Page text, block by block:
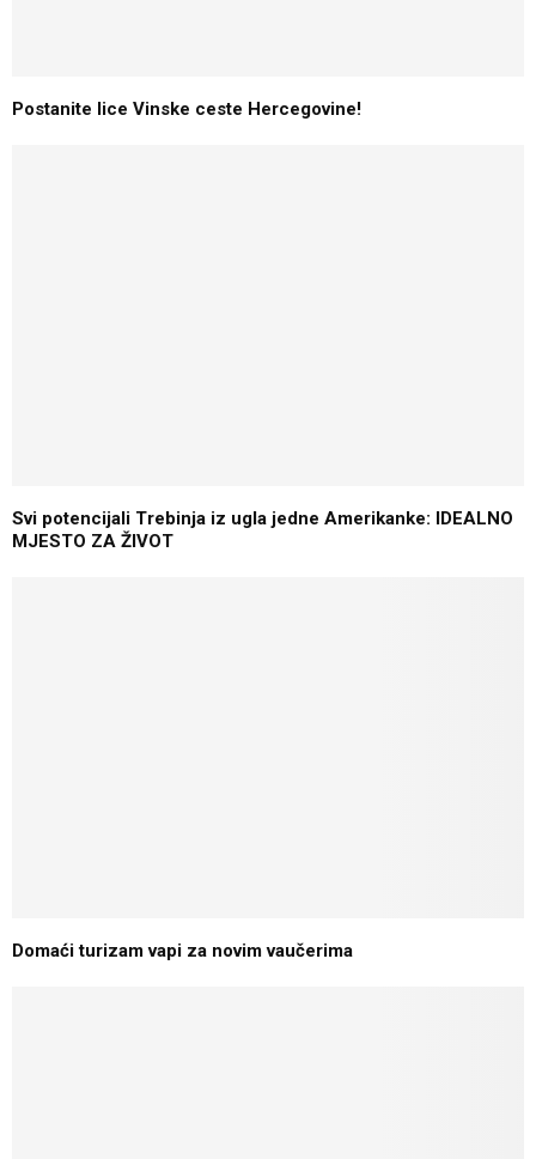
Postanite lice Vinske ceste Hercegovine!
Svi potencijali Trebinja iz ugla jedne Amerikanke: IDEALNO
MJESTO ZA ŽIVOT
Domaći turizam vapi za novim vaučerima